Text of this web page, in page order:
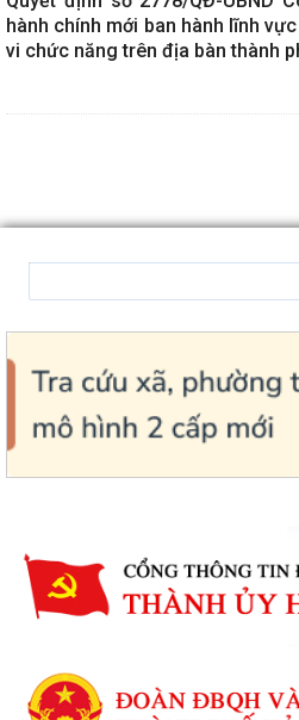
hành chính mới ban hành lĩnh
vi chức năng trên địa bàn thành